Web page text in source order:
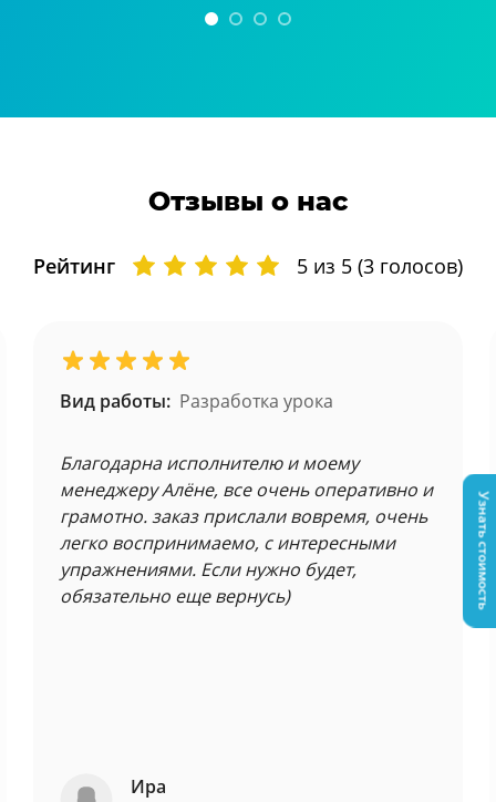
Отзывы о нас
Рейтинг 5 из 5 (3 голосов)
Вид работы: Разработка урока
Благодарна исполнителю и моему
менеджеру Алёне, все очень оперативно и
грамотно. заказ прислали вовремя, очень
легко воспринимаемо, с интересными
упражнениями. Если нужно будет,
обязательно еще вернусь)
Ира
Узнать стоимость